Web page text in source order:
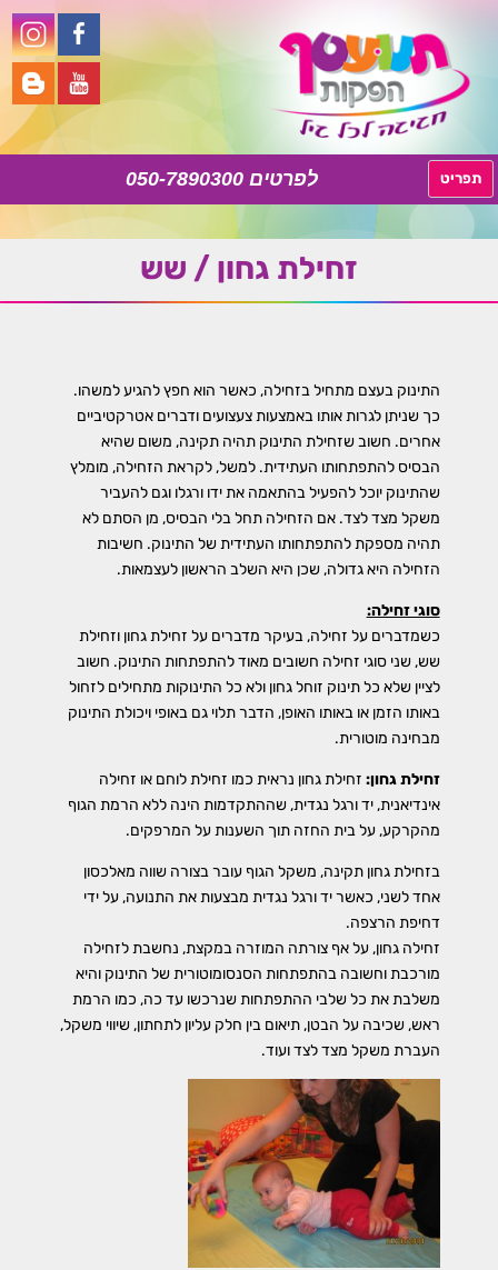
050-7890300 תפריט
לתוכן
זחילת גחון / שש
התינוק בעצם מתחיל בזחילה, כאשר הוא חפץ להגיע למשהו.
כך שניתן לגרות אותו באמצעות צעצועים ודברים אטרקטיביים
אחרים. חשוב שזחילת התינוק תהיה תקינה, משום שהיא
הבסיס להתפתחותו העתידית. למשל, לקראת הזחילה, מומלץ
שהתינוק יוכל להפעיל בהתאמה את ידו ורגלו וגם להעביר
משקל מצד לצד. אם הזחילה תחל בלי הבסיס, מן הסתם לא
תהיה מספקת להתפתחותו העתידית של התינוק. חשיבות
הזחילה היא גדולה, שכן היא השלב הראשון לעצמאות.
סוגי זחילה:
כשמדברים על זחילה, בעיקר מדברים על זחילת גחון וזחילת
שש, שני סוגי זחילה חשובים מאוד להתפתחות התינוק. חשוב
לציין שלא כל תינוק זוחל גחון ולא כל התינוקות מתחילים לזחול
באותו הזמן או באותו האופן, הדבר תלוי גם באופי ויכולת התינוק
מבחינה מוטורית.
זחילת גחון: זחילת גחון נראית כמו זחילת לוחם או זחילה
אינדיאנית, יד ורגל נגדית, שההתקדמות הינה ללא הרמת הגוף
מהקרקע, על בית החזה תוך השענות על המרפקים.
בזחילת גחון תקינה, משקל הגוף עובר בצורה שווה מאלכסון
אחד לשני, כאשר יד ורגל נגדית מבצעות את התנועה, על ידי
דחיפת הרצפה.
זחילה גחון, על אף צורתה המוזרה במקצת, נחשבת לזחילה
מורכבת וחשובה בהתפתחות הסנסומוטורית של התינוק והיא
משלבת את כל שלבי ההתפתחות שנרכשו עד כה, כמו הרמת
ראש, שכיבה על הבטן, תיאום בין חלק עליון לתחתון, שיווי משקל,
העברת משקל מצד לצד ועוד.